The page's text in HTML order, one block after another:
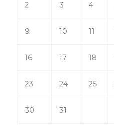
2 3 4
9 10 11
16 17 18
23 24 25
30 31